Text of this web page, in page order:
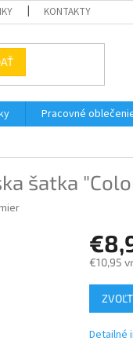
KONTAKTY
Pracovné
šatka
€10,95
cena:
Detailné